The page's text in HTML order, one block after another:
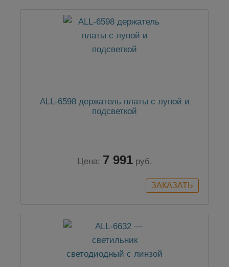
ALL-6598 держатель платы с лупой и
подсветкой
Цена: 7 991 руб.